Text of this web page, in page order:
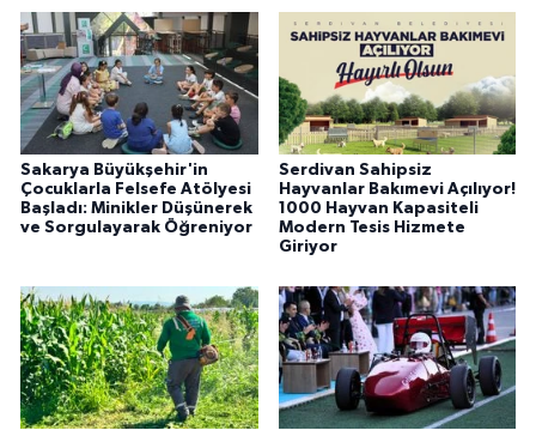
Sakarya Büyükşehir'in
Çocuklarla Felsefe Atölyesi
Başladı: Minikler Düşünerek
ve Sorgulayarak Öğreniyor
Serdivan Sahipsiz
Hayvanlar Bakımevi Açılıyor!
1000 Hayvan Kapasiteli
Modern Tesis Hizmete
Giriyor